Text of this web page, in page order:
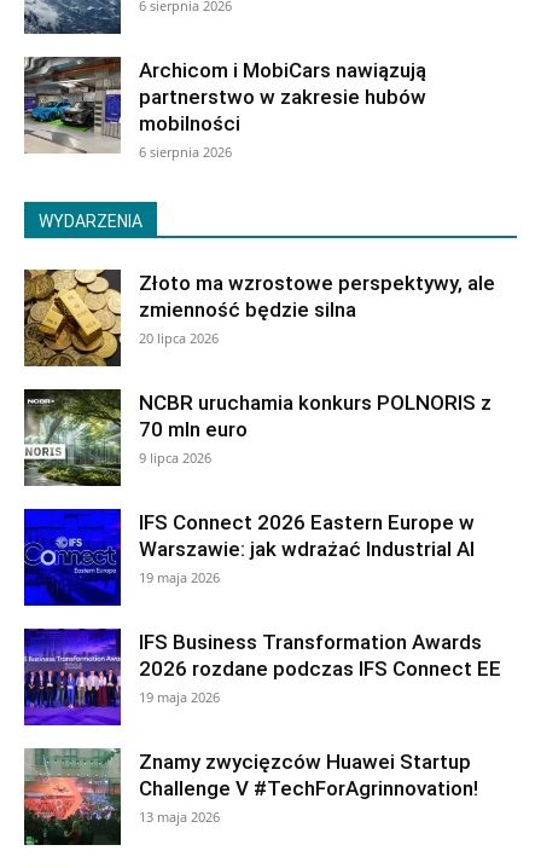
6 sierpnia 2026
Archicom i MobiCars nawiązują
partnerstwo w zakresie hubów
mobilności
6 sierpnia 2026
WYDARZENIA
Złoto ma wzrostowe perspektywy, ale
zmienność będzie silna
20 lipca 2026
NCBR uruchamia konkurs POLNORIS z
70 mln euro
9 lipca 2026
IFS Connect 2026 Eastern Europe w
Warszawie: jak wdrażać Industrial AI
19 maja 2026
IFS Business Transformation Awards
2026 rozdane podczas IFS Connect EE
19 maja 2026
Znamy zwycięzców Huawei Startup
Challenge V #TechForAgrinnovation!
13 maja 2026